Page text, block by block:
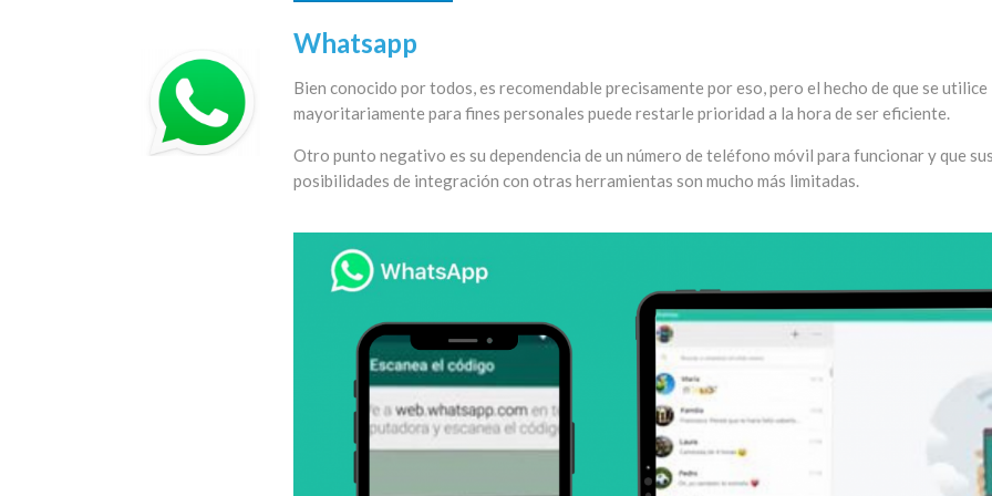
Whatsapp
Bien conocido por todos, es recomendable precisamente por eso, pero el hecho de que se utilice
mayoritariamente para fines personales puede restarle prioridad a la hora de ser eficiente.
Otro punto negativo es su dependencia de un número de teléfono móvil para funcionar y que
posibilidades de integración con otras herramientas son mucho más limitadas.